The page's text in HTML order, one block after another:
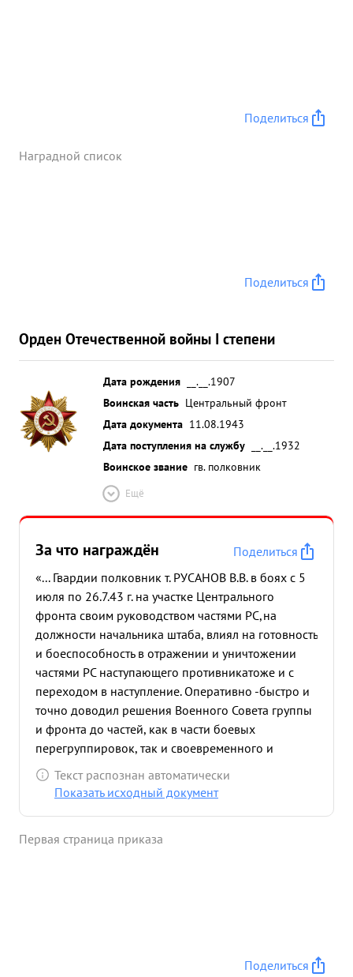
Поделиться
Наградной список
Поделиться
Орден Отечественной войны I степени
Дата рождения
__.__.1907
Воинская часть Центральный фронт
Дата документа 11.08.1943
Дата поступления на службу
__.__.1932
Воинское звание гв. полковник
Ещё
За что награждён
Поделиться
«... Гвардии полковник т. РУСАНОВ В.В. в боях с 5
июля по 26.7.43 г. на участке Центрального
фронта своим руководством частями РС,на
должности начальника штаба, влиял на готовность
и боеспособность в отражении и уничтожении
частями РС наступающего противникатоже и с
переходом в наступление. Оперативно -быстро и
точно доводил решения Военного Совета группы
и фронта до частей, как в части боевых
перегруппировок, так и своевременного и
полного обеспечения их боеприпасами и
горючим. Лично высоко дисциплинирован
оперативно много помогал частям в их боевой
Текст распознан автоматически
Показать исходный документ
Первая страница приказа
Поделиться